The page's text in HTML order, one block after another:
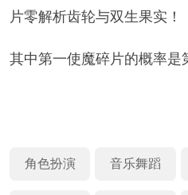
片零解析齿轮与双生果实！
其中第一使魔碎片的概率是
角色扮演 音乐舞蹈